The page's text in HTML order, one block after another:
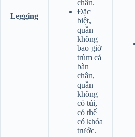
Legging
chân.
Đặc
biệt,
quần
không
bao giờ
trùm cả
bàn
chân,
quần
không
có túi,
có thể
có khóa
trước.